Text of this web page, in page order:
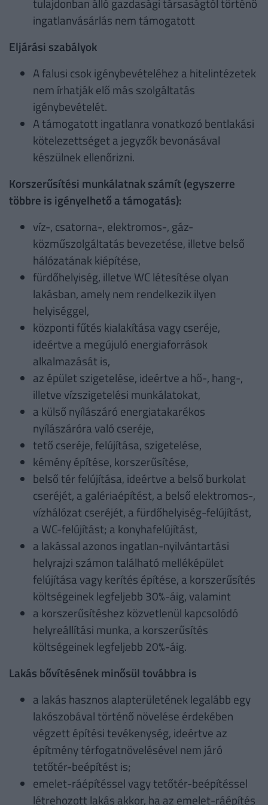
ingatlanvásárlás nem támogatott
Eljárási szabályok
A falusi csok igénybevételéhez a hitelintézetek
nem írhatják elő más szolgáltatás
igénybevételét.
A támogatott ingatlanra vonatkozó bentlakási
kötelezettséget a jegyzők bevonásával
készülnek ellenőrizni.
Korszerűsítési munkálatnak számít (egyszerre
többre is igényelhető a támogatás):
víz-, csatorna-, elektromos-, gáz-
közműszolgáltatás bevezetése, illetve belső
hálózatának kiépítése,
fürdőhelyiség, illetve WC létesítése olyan
lakásban, amely nem rendelkezik ilyen
helyiséggel,
központi fűtés kialakítása vagy cseréje,
ideértve a megújuló energiaforrások
alkalmazását is,
az épület szigetelése, ideértve a hő-, hang-,
illetve vízszigetelési munkálatokat,
a külső nyílászáró energiatakarékos
nyílászáróra való cseréje,
tető cseréje, felújítása, szigetelése,
kémény építése, korszerűsítése,
belső tér felújítása, ideértve a belső burkolat
cseréjét, a galériaépítést, a belső elektromos-,
vízhálózat cseréjét, a fürdőhelyiség-felújítást,
a WC-felújítást; a konyhafelújítást,
a lakással azonos ingatlan-nyilvántartási
helyrajzi számon található melléképület
felújítása vagy kerítés építése, a korszerűsítés
költségeinek legfeljebb 30%-áig, valamint
a korszerűsítéshez közvetlenül kapcsolódó
helyreállítási munka, a korszerűsítés
költségeinek legfeljebb 20%-áig.
Lakás bővítésének minősül továbbra is
a lakás hasznos alapterületének legalább egy
lakószobával történő növelése érdekében
végzett építési tevékenység, ideértve az
építmény térfogatnövelésével nem járó
tetőtér-beépítést is;
emelet-ráépítéssel vagy tetőtér-beépítéssel
létrehozott lakás akkor, ha az emelet-ráépítés